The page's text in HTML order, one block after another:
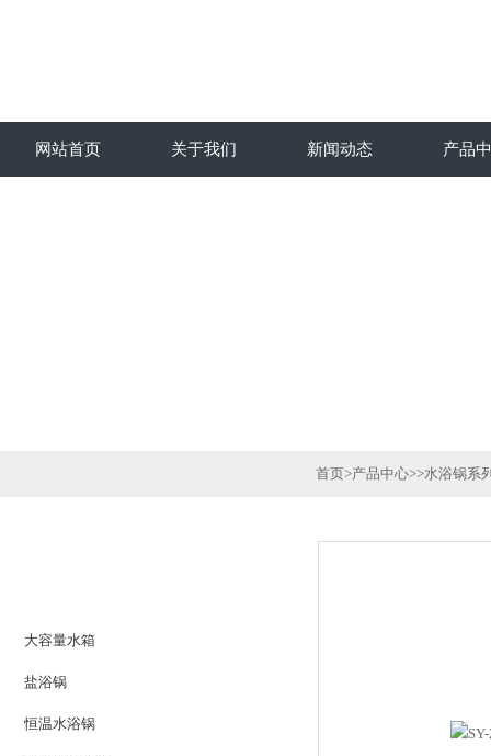
网站首页 关于我们 新闻动态 产品
大容量水箱
盐浴锅
恒温水浴锅
首页>产品中心>>水浴锅系